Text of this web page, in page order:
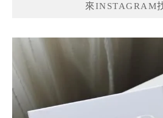
來INSTAGRAM